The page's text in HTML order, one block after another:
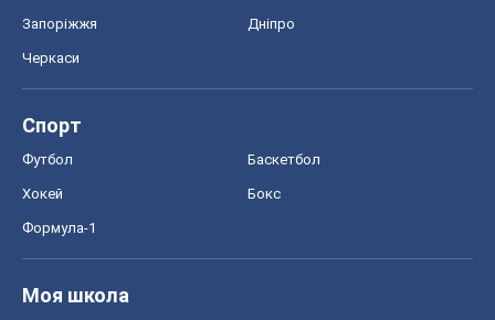
Запоріжжя Дніпро
Черкаси
Спорт
Футбол Баскетбол
Хокей Бокс
Формула-1
Моя школа